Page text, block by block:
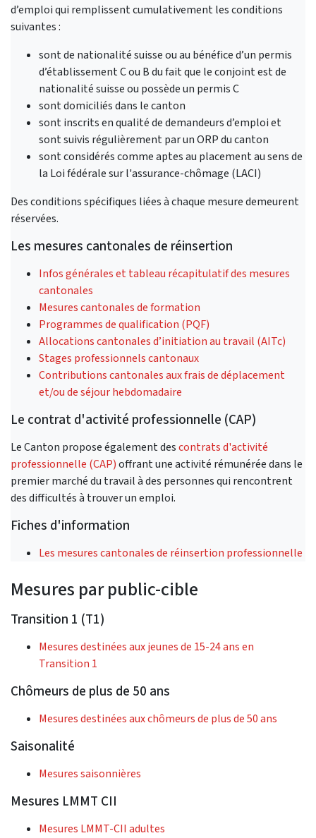
d’emploi qui remplissent cumulativement les conditions
suivantes :
sont de nationalité suisse ou au bénéfice d’un permis
d’établissement C ou B du fait que le conjoint est de
nationalité suisse ou possède un permis C
sont domiciliés dans le canton
sont inscrits en qualité de demandeurs d’emploi et
sont suivis régulièrement par un ORP du canton
sont considérés comme aptes au placement au sens de
la Loi fédérale sur l'assurance-chômage (LACI)
Des conditions spécifiques liées à chaque mesure demeurent
réservées.
Les mesures cantonales de réinsertion
Infos générales et tableau récapitulatif des mesures
cantonales
Mesures cantonales de formation
Programmes de qualification (PQF)
Allocations cantonales d’initiation au travail (AITc)
Stages professionnels cantonaux
Contributions cantonales aux frais de déplacement
et/ou de séjour hebdomadaire
Le contrat d'activité professionnelle (CAP)
Le Canton propose également descontrats d'activité
professionnelle (CAP)offrant une activité rémunérée dans le
premier marché du travail à des personnes qui rencontrent
des difficultés à trouver un emploi.
Fiches d'information
Les mesures cantonales de réinsertion professionnelle
Mesures par public-cible
Transition 1 (T1)
Mesures destinées aux jeunes de 15-24 ans en
Transition 1
Chômeurs de plus de 50 ans
Mesures destinées aux chômeurs de plus de 50 ans
Saisonalité
Mesures saisonnières
Mesures LMMT CII
Mesures LMMT-CII adultes